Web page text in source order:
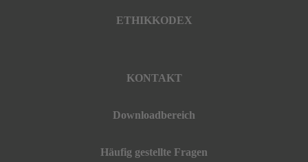
ETHIKKODEX
KONTAKT
Downloadbereich
Häufig gestellte Fragen